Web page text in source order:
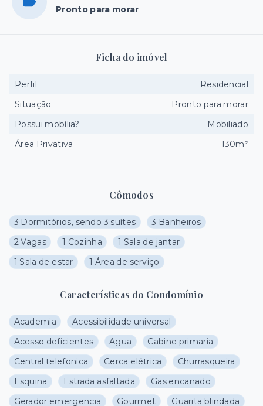
Pronto para morar
Cômodos
3 Dormitórios, sendo 3 suítes
3 Banheiros
2 Vagas
1 Cozinha
1 Sala de jantar
1 Sala de estar
1 Área de serviço
Características do Condomínio
Academia
Acessibilidade universal
Acesso deficientes
Agua
Cabine primaria
Central telefonica
Cerca elétrica
Churrasqueira
Esquina
Estrada asfaltada
Gas encanado
Gerador emergencia
Gourmet
Guarita blindada
Ficha do imóvel
Perfil
Residencial
Situação
Pronto para morar
Possui mobília?
Mobiliado
Área Privativa
130m²